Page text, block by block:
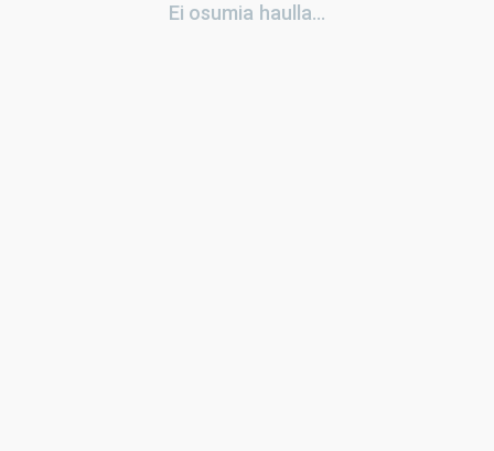
Ei osumia haulla...